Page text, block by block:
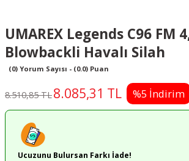
UMAREX Legends C96 FM
Blowbackli Havalı Silah
(0) Yorum Sayısı - (0.0) Puan
8.510,85 TL8.085,31 TL %5 İndirim
Ucuzunu Bulursan Farkı İade!